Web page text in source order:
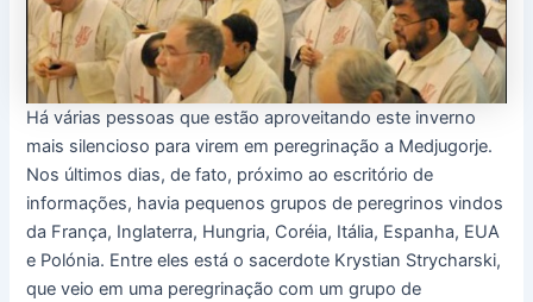
Há várias pessoas que estão aproveitando este inverno
mais silencioso para virem em peregrinação a Medjugorje.
Nos últimos dias, de fato, próximo ao escritório de
informações, havia pequenos grupos de peregrinos vindos
da França, Inglaterra, Hungria, Coréia, Itália, Espanha, EUA
e Polónia. Entre eles está o sacerdote Krystian Strycharski,
que veio em uma peregrinação com um grupo de